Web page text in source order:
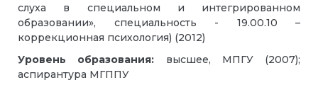
слуха в специальном и интегрированном
образовании», специальность - 19.00.10 –
коррекционная психология) (2012)
Уровень образования: высшее, МПГУ (2007);
аспирантура МГППУ